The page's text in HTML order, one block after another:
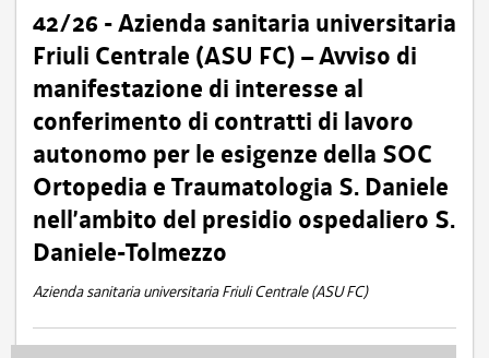
42/26 - Azienda sanitaria universitaria
Friuli Centrale (ASU FC) – Avviso di
manifestazione di interesse al
conferimento di contratti di lavoro
autonomo per le esigenze della SOC
Ortopedia e Traumatologia S. Daniele
nell’ambito del presidio ospedaliero S.
Daniele-Tolmezzo
Azienda sanitaria universitaria Friuli Centrale (ASU FC)